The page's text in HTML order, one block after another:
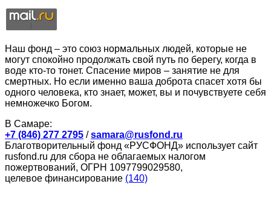
Наш фонд – это союз нормальных людей, которые не
могут спокойно продолжать свой путь по берегу, когда в
воде кто-то тонет. Спасение миров – занятие не для
смертных. Но если именно ваша доброта спасет хотя бы
одного человека, кто знает, может, вы и почувствуете себя
немножечко Богом.
В Самаре:
+7 (846) 277 2795 /samara@rusfond.ru
Благотворительный фонд «РУСФОНД» использует сайт
rusfond.ru для сбора не облагаемых налогом
пожертвований, ОГРН 1097799029580,
целевое финансирование (140)